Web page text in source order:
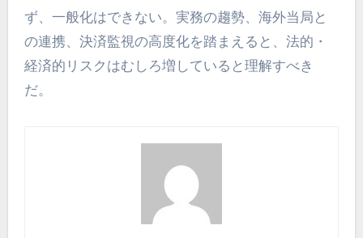
ず、一般化はできない。実務の趨勢、海外当局と
の連携、決済監視の高度化を踏まえると、法的・
経済的リスクはむしろ増していると理解すべき
だ。